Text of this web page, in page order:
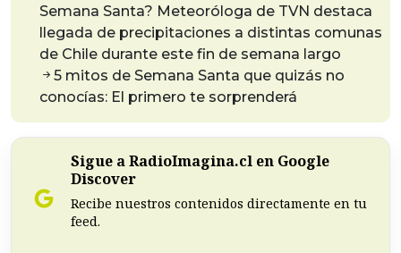
Semana Santa? Meteoróloga de TVN destaca
llegada de precipitaciones a distintas comunas
de Chile durante este fin de semana largo
5 mitos de Semana Santa que quizás no
conocías: El primero te sorprenderá
Sigue a RadioImagina.cl en Google
Discover
Recibe nuestros contenidos directamente en tu
feed.